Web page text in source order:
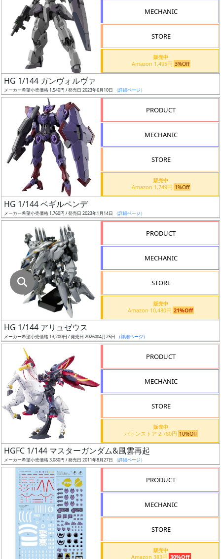
た
店
最
安
ク
ス
ア
ラ
ス
ー
タ
ー
（β）
MECHANIC
STORE
販売中
Amazon 1,495円 3%Off
HG 1/144 ガンヴォルヴァ
メーカー希望小売価格 1,540円 / 発売日 2023年6月10日 （詳細ページ）
PRODUCT
MECHANIC
STORE
販売中
Amazon 1,749円 1%Off
HG 1/144 ベギルペンデ
メーカー希望小売価格 1,760円 / 発売日 2023年1月14日 （詳細ページ）
PRODUCT
MECHANIC
STORE
販売中
Amazon 10,480円 21%Off
HG 1/144 アリュゼウス
メーカー希望小売価格 13,200円 / 発売日 2026年4月25日 （詳細ページ）
PRODUCT
MECHANIC
STORE
販売中
バトンストア 2,780円 10%Off
HGFC 1/144 マスターガンダム&風雲再起
メーカー希望小売価格 3,080円 / 発売日 2011年8月27日 （詳細ページ）
PRODUCT
MECHANIC
STORE
販売中
Amazon 383円 30%Off